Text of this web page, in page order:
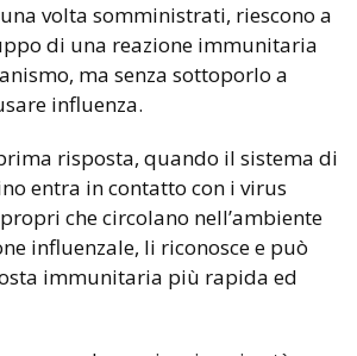
volta somministrati, riescono a
di una reazione immunitaria
ma senza sottoporlo a
influenza.
risposta, quando il sistema di
entra in contatto con i virus
che circolano nell’ambiente
influenzale, li riconosce e può
immunitaria più rapida ed